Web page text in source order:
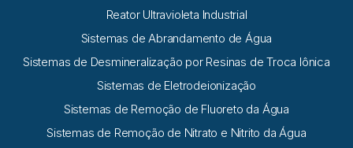
Reator Ultravioleta Industrial
Sistemas de Abrandamento de Água
Sistemas de Desmineralização por Resinas de Troca Iônica
Sistemas de Eletrodeionização
Sistemas de Remoção de Fluoreto da Água
Sistemas de Remoção de Nitrato e Nitrito da Água